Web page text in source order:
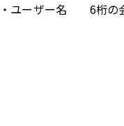
・ユーザー名 6桁の